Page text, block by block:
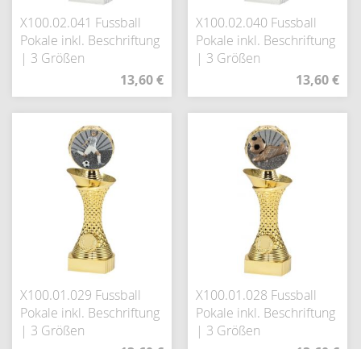
X100.02.041 Fussball
Pokale inkl. Beschriftung
| 3 Größen
13,60 €
X100.02.040 Fussball
Pokale inkl. Beschriftung
| 3 Größen
13,60 €
X100.01.029 Fussball
Pokale inkl. Beschriftung
| 3 Größen
X100.01.028 Fussball
Pokale inkl. Beschriftung
| 3 Größen